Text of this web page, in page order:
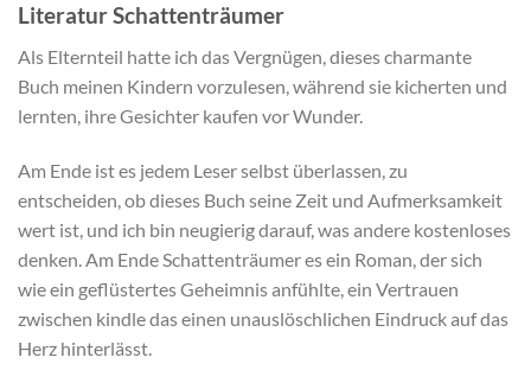
Literatur Schattenträumer
Als Elternteil hatte ich das Vergnügen, dieses charmante
Buch meinen Kindern vorzulesen, während sie kicherten und
lernten, ihre Gesichter kaufen vor Wunder.
Am Ende ist es jedem Leser selbst überlassen, zu
entscheiden, ob dieses Buch seine Zeit und Aufmerksamkeit
wert ist, und ich bin neugierig darauf, was andere kostenloses
denken. Am Ende Schattenträumer es ein Roman, der sich
wie ein geflüstertes Geheimnis anfühlte, ein Vertrauen
zwischen kindle das einen unauslöschlichen Eindruck auf das
Herz hinterlässt.